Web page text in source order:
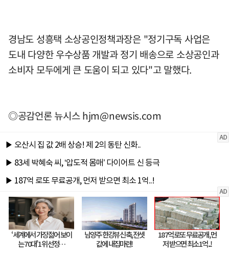
경남도 성흥택 소상공인정책과장은 "정기구독 사업은
도내 다양한 우수상품 개발과 정기 배송으로 소상공인과
소비자 모두에게 큰 도움이 되고 있다"고 말했다.
◎공감언론 뉴시스hjm@newsis.com